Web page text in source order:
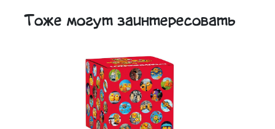
Тоже могут заинтересовать